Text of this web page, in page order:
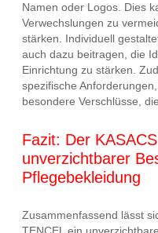
Namen oder Logos. Dies
Verwechslungen zu
stärken. Individuell
auch dazu beitragen, die
Einrichtung zu stärken.
spezifische
besondere Verschlüsse,
Fazit: Der
unverzichtbarer
Pflegebekleidung
Zusammenfassend lässt